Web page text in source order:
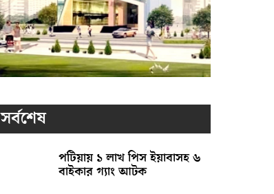
সর্বশেষ
পটিয়ায় ১ লাখ পিস ইয়াবাসহ ৬
বাইকার গ্যাং আটক